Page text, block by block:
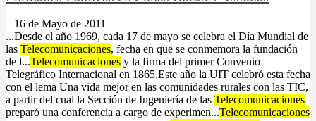
16 de Mayo de 2011
...Desde el año 1969, cada 17 de mayo se celebra el Dí­a Mundial de
las Telecomunicaciones, fecha en que se conmemora la fundación
de l...Telecomunicaciones y la firma del primer Convenio
Telegráfico Internacional en 1865.Este año la UIT celebró esta fecha
con el lema Una vida mejor en las comunidades rurales con las TIC,
a partir del cual la Sección de Ingenierí­a de las Telecomunicaciones
preparó una conferencia a cargo de experimen...Telecomunicaciones